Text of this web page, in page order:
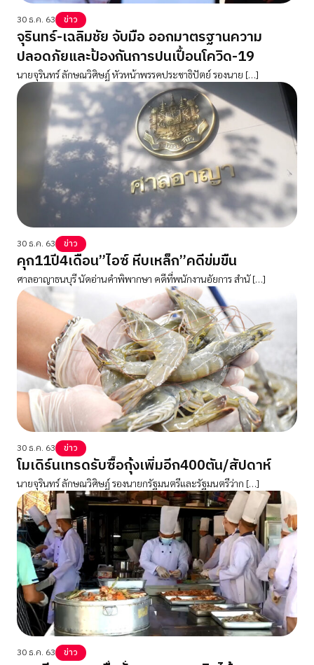
30 ธ.ค. 63 ข่าว
จุรินทร์-เฉลิมชัย จับมือ ออกมาตรฐานความ
ปลอดภัยและป้องกันการปนเปื้อนโควิด-19
นายจุรินทร์ ลักษณวิศิษฏ์ หัวหน้าพรรคประชาธิปัตย์ รองนาย […]
30 ธ.ค. 63 ข่าว
คุก11ปี4เดือน”ไอซ์ หีบเหล็ก”คดีข่มขืน
ศาลอาญาธนบุรี นัดอ่านคำพิพากษา คดีที่พนักงานอัยการ สำนั […]
30 ธ.ค. 63 ข่าว
โมเดิร์นเทรดรับซื้อกุ้งเพิ่มอีก400ตัน/สัปดาห์
นายจุรินทร์ ลักษณวิศิษฏ์ รองนายกรัฐมนตรีและรัฐมนตรีว่าก […]
30 ธ.ค. 63 ข่าว